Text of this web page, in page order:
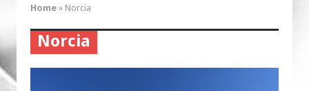
mobilita contro il suicidio assistito
Montesilvano: “Tanta la devozione”
Home » Norcia
Norcia